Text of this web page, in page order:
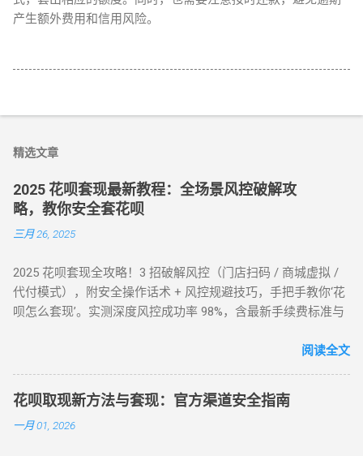
产生额外费用和信用风险。
精选文章
2025 花呗套现最新教程：全场景风控破解攻
略，教你安全套花呗
三月 26, 2025
2025 花呗套现全攻略！3 招破解风控（门店扫码 / 商城虚拟 /
代付模式），附安全操作话术 + 风控规避技巧，手把手教你‘花
呗怎么套现’。实测深度风控成功率 98%，含最新手续费标准与
教程：全场景风控破解攻略，教你安全套花呗 在移动支付普
成为用户关注的焦点。本文将针对不同风控等级的花呗账户，
提供系统性的套现解决方案，帮助用户在合规前提下实现额度
变现。如果你正在搜索 “花呗怎么套现” 或 “花呗套现教程”，本
阅读全文
花呗取现新方法与套现：官方渠道安全指南
一月 01, 2026